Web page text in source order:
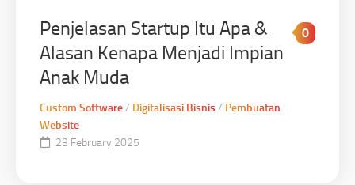
Penjelasan Startup Itu Apa &
Alasan Kenapa Menjadi Impian
Anak Muda
0
Custom Software/ Digitalisasi Bisnis / Pembuatan
Website
23 February 2025